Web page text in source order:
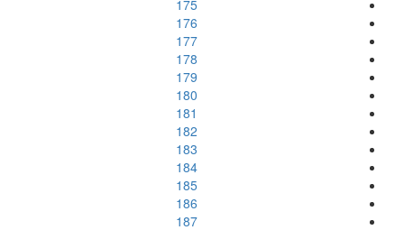
175
176
177
178
179
180
181
182
183
184
185
186
187